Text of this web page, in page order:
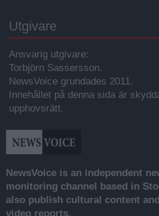
Utgivare
Ansvarig utgivare:
Torbjörn Sassersson.
NewsVoice grundades 2011.
Innehållet på denna sida är
upphovsrätt.
NewsVoice is an independent
monitoring channel based in
also publish cultural content
video reports.